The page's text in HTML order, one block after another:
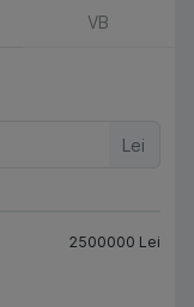
VB
Lei
2500000 Lei